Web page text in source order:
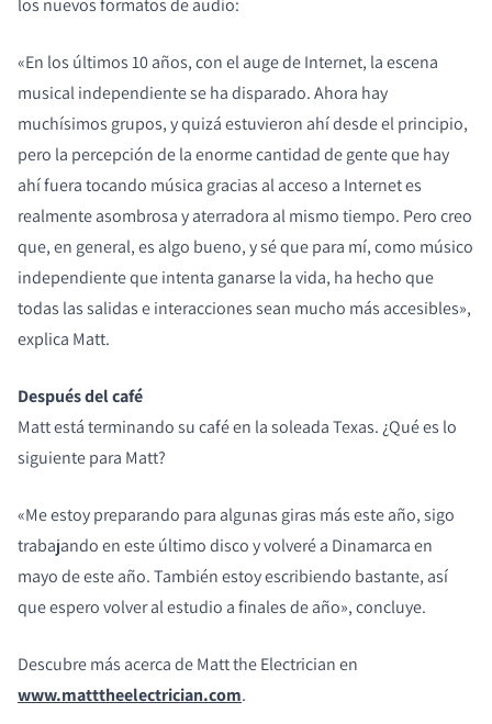
los nuevos formatos de audio:
«En los últimos 10 años, con el auge de Internet, la escena
musical independiente se ha disparado. Ahora hay
muchísimos grupos, y quizá estuvieron ahí desde el principio,
pero la percepción de la enorme cantidad de gente que hay
ahí fuera tocando música gracias al acceso a Internet es
realmente asombrosa y aterradora al mismo tiempo. Pero creo
que, en general, es algo bueno, y sé que para mí, como músico
independiente que intenta ganarse la vida, ha hecho que
todas las salidas e interacciones sean mucho más accesibles»,
explica Matt.
Después del café
Matt está terminando su café en la soleada Texas. ¿Qué es lo
siguiente para Matt?
«Me estoy preparando para algunas giras más este año, sigo
trabajando en este último disco y volveré a Dinamarca en
mayo de este año. También estoy escribiendo bastante, así
que espero volver al estudio a finales de año», concluye.
Descubre más acerca de Matt the Electrician en
www.matttheelectrician.com.